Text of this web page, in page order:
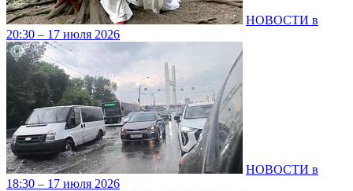
НОВОСТИ в
20:30 – 17 июля 2026
НОВОСТИ в
18:30 – 17 июля 2026